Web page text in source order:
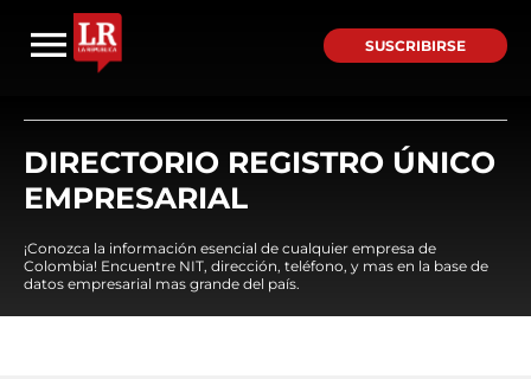
SUSCRIBIRSE
DIRECTORIO REGISTRO ÚNICO
EMPRESARIAL
¡Conozca la información esencial de cualquier empresa de
Colombia! Encuentre NIT, dirección, teléfono, y mas en la base de
datos empresarial mas grande del país.